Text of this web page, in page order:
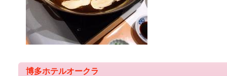
博多ホテルオークラ